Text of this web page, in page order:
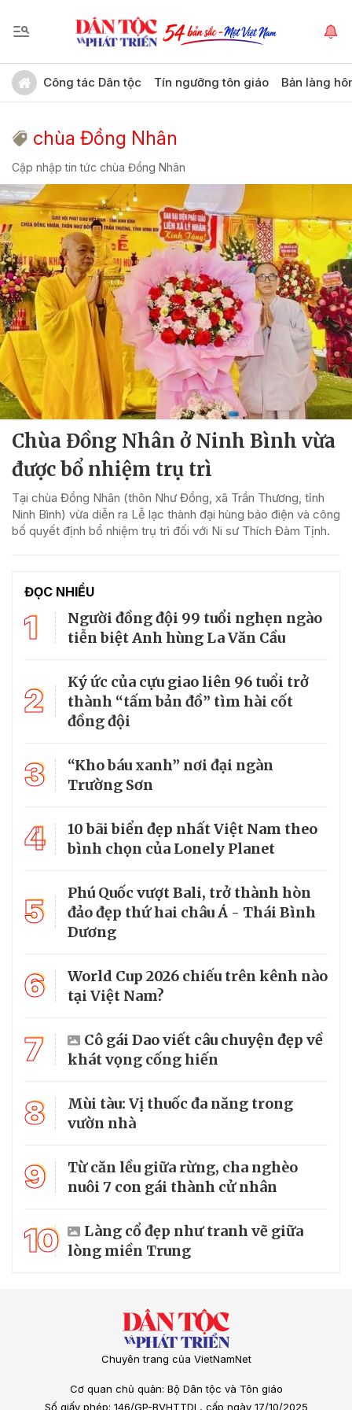
Công tác Dân tộc Tín ngưỡng tôn giáo Bản làng
chùa Đồng Nhân
Cập nhập tin tức chùa Đồng Nhân
Chùa Đồng Nhân ở Ninh Bình vừa
được bổ nhiệm trụ trì
Tại chùa Đồng Nhân (thôn Như Đồng, xã Trần Thương, tỉnh
Ninh Bình) vừa diễn ra Lễ lạc thành đại hùng bảo điện và công
bố quyết định bổ nhiệm trụ trì đối với Ni sư Thích Đàm Tịnh.
ĐỌC NHIỀU
1
Người đồng đội 99 tuổi nghẹn ngào
tiễn biệt Anh hùng La Văn Cầu
2
Ký ức của cựu giao liên 96 tuổi trở
thành “tấm bản đồ” tìm hài cốt
đồng đội
3
“Kho báu xanh” nơi đại ngàn
Trường Sơn
4
10 bãi biển đẹp nhất Việt Nam theo
bình chọn của Lonely Planet
5
Phú Quốc vượt Bali, trở thành hòn
đảo đẹp thứ hai châu Á - Thái Bình
Dương
6
World Cup 2026 chiếu trên kênh nào
tại Việt Nam?
7
Cô gái Dao viết câu chuyện đẹp về
khát vọng cống hiến
8
Mùi tàu: Vị thuốc đa năng trong
vườn nhà
9
Từ căn lều giữa rừng, cha nghèo
nuôi 7 con gái thành cử nhân
10
Làng cổ đẹp như tranh vẽ giữa
lòng miền Trung
Chuyên trang của VietNamNet
Cơ quan chủ quản: Bộ Dân tộc và Tôn giáo
Số giấy phép: 146/GP-BVHTTDL, cấp ngày 17/10/2025